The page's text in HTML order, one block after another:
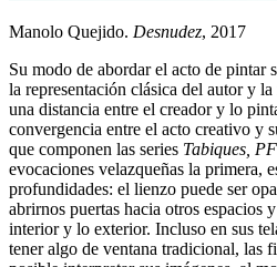
Manolo Quejido. Desnudez, 2017
Su modo de abordar el acto de pintar
la representación clásica del autor y
una distancia entre el creador y lo
convergencia entre el acto creativo y
que componen las series Tabiques, PF
evocaciones velazqueñas la primera,
profundidades: el lienzo puede ser
abrirnos puertas hacia otros espacios
interior y lo exterior. Incluso en sus
tener algo de ventana tradicional, las